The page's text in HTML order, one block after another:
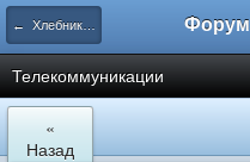
← Хлебниково
Телекоммуникации
«
Назад